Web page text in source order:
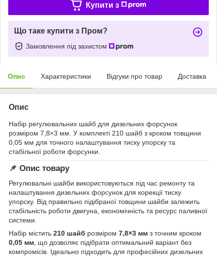
Купити з
Що таке купити з Пром?
Замовлення під захистом
Опис Характеристики Відгуки про товар Доставка
Опис
Набір регулювальних шайб для дизельних форсунок
розміром 7,8×3 мм. У комплекті 210 шайб з кроком товщини
0,05 мм для точного налаштування тиску упорску та
стабільної роботи форсунки.
📌 Опис товару
Регулювальні шайби використовуються під час ремонту та
налаштування дизельних форсунок для корекції тиску
упорску. Від правильно підібраної товщини шайби залежить
стабільність роботи двигуна, економічність та ресурс паливної
системи.
Набір містить 210 шайб розміром 7,8×3 мм з точним кроком
0,05 мм , що дозволяє підібрати оптимальний варіант без
компромісів. Ідеально підходить для професійних дизельних